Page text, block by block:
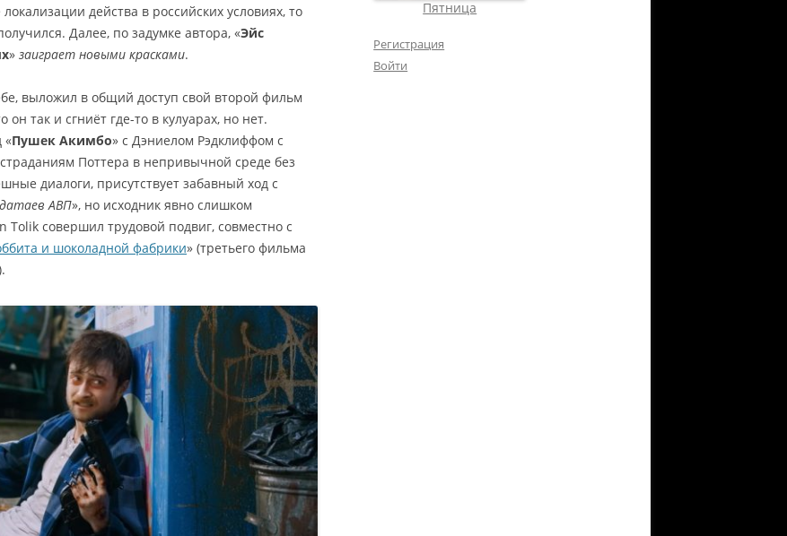
действа в российских условиях, то
Далее, по задумке автора, «Эйс
» заиграет новыми красками.
выложил в общий доступ свой второй фильм
так и сгниёт где-то в кулуарах, но нет.
«Пушек Акимбо» с Дэниелом Рэдклиффом с
Поттера в непривычной среде без
диалоги, присутствует забавный ход с
АВП», но исходник явно слишком
Tolik совершил трудовой подвиг, совместно с
и шоколадной фабрики» (третьего фильма
Пятница
Регистрация
Войти